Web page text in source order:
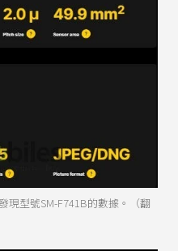
現型號SM-F741B的數據。（翻